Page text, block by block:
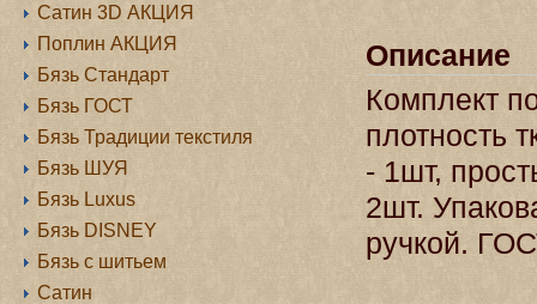
Описание
Комплект
плотность
- 1шт,
2шт.
ручкой.
Сатин 3D АКЦИЯ
Поплин АКЦИЯ
Бязь Стандарт
Бязь ГОСТ
Бязь Традиции текстиля
Бязь ШУЯ
Бязь Luxus
Бязь DISNEY
Бязь с шитьем
Сатин